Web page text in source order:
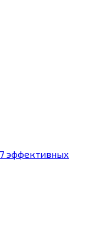
эффективных